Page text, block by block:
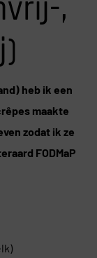
heb ik een
maakte
zodat ik ze
FODMaP